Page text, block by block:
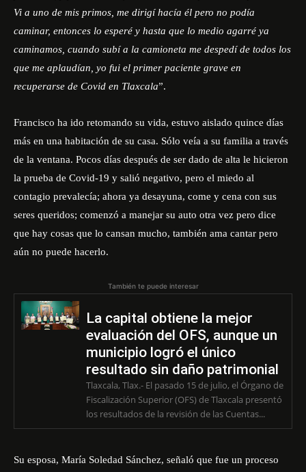
Vi a uno de mis primos, me dirigí hacía él pero no podía
caminar, entonces lo esperé y hasta que lo medio agarré ya
caminamos, cuando subí a la camioneta me despedí de todos los
que me aplaudían, yo fui el primer paciente grave en
recuperarse de Covid en Tlaxcala”.
Francisco ha ido retomando su vida, estuvo aislado quince días
más en una habitación de su casa. Sólo veía a su familia a través
de la ventana. Pocos días después de ser dado de alta le hicieron
la prueba de Covid-19 y salió negativo, pero el miedo al
contagio prevalecía; ahora ya desayuna, come y cena con sus
seres queridos; comenzó a manejar su auto otra vez pero dice
que hay cosas que lo cansan mucho, también ama cantar pero
aún no puede hacerlo.
También te puede interesar
La capital obtiene la mejor
evaluación del OFS, aunque un
municipio logró el único
resultado sin daño patrimonial
Tlaxcala, Tlax.- El pasado 15 de julio, el Órgano de
Fiscalización Superior (OFS) de Tlaxcala presentó
los resultados de la revisión de las Cuentas...
Su esposa, María Soledad Sánchez, señaló que fue un proceso